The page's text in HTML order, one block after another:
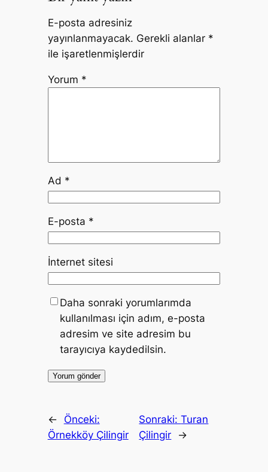
E-posta adresiniz
yayınlanmayacak. Gerekli alanlar *
ile işaretlenmişlerdir
Yorum *
Ad *
E-posta *
İnternet sitesi
Daha sonraki yorumlarımda
kullanılması için adım, e-posta
adresim ve site adresim bu
tarayıcıya kaydedilsin.
←
Önceki:
Örnekköy Çilingir
Sonraki:Turan
Çilingir
→